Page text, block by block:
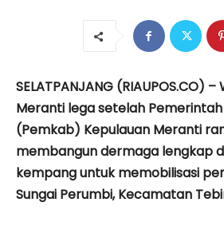
SELATPANJANG (RIAUPOS.CO)
Meranti lega setelah
(Pemkab) Kepulauan Meranti
membangun dermaga lengkap
kempang untuk memobilisasi
Sungai Perumbi, Kecamatan